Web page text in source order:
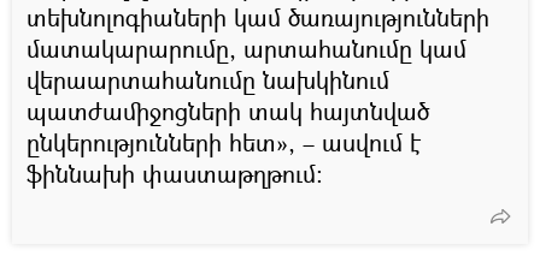
տեխնոլոգիաների կամ ծառայությունների
մատակարարումը, արտահանումը կամ
վերաարտահանումը նախկինում
պատժամիջոցների տակ հայտնված
ընկերությունների հետ», – ասվում է
ֆիննախի փաստաթղթում։